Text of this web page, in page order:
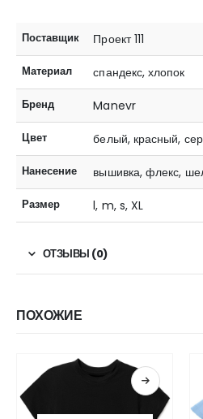
Поставщик Проект 111
Материал спандекс, хлопок
Бренд Manevr
Цвет белый, красный,
Нанесение вышивка, флекс,
Размер l, m, s, XL
ОТЗЫВЫ (0)
ПОХОЖИЕ